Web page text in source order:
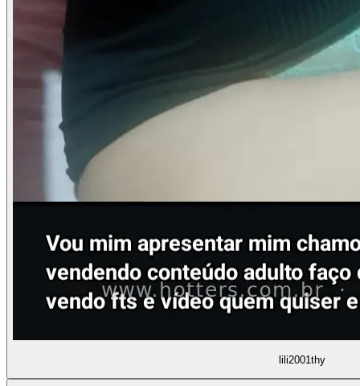
lili2001thy